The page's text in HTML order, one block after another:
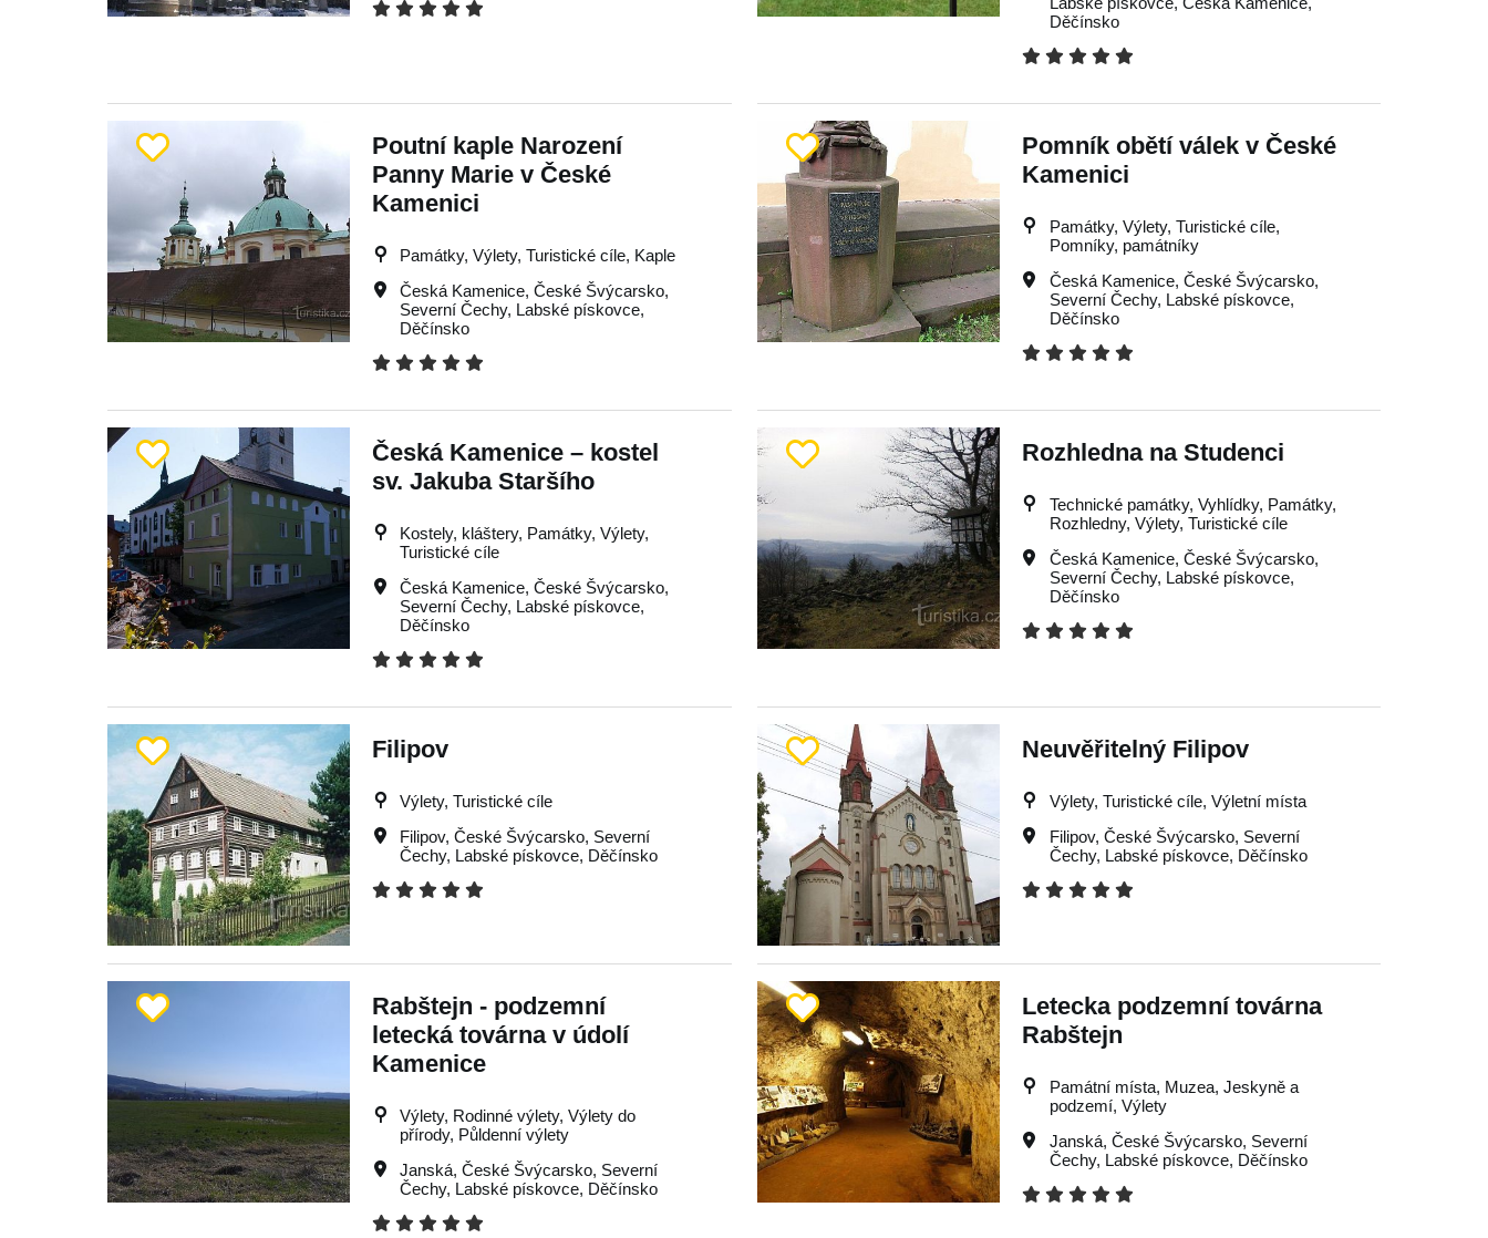
Děčínsko
Poutní kaple Narození
Panny Marie v České
Kamenici
Památky, Výlety, Turistické cíle, Kaple
Česká Kamenice,České Švýcarsko,
Severní Čechy, Labské pískovce,
Děčínsko
Pomník obětí válek v České
Kamenici
Památky, Výlety, Turistické cíle,
Pomníky, památníky
Česká Kamenice, České Švýcarsko,
Severní Čechy, Labské pískovce,
Děčínsko
Česká Kamenice – kostel
sv. Jakuba Staršího
Kostely, kláštery, Památky, Výlety,
Turistické cíle
Česká Kamenice,České Švýcarsko,
Severní Čechy, Labské pískovce,
Děčínsko
Rozhledna na Studenci
Technické památky, Vyhlídky, Památky,
Rozhledny, Výlety, Turistické cíle
Česká Kamenice, České Švýcarsko,
Severní Čechy, Labské pískovce,
Děčínsko
Filipov
Výlety, Turistické cíle
Filipov,České Švýcarsko, Severní
Čechy, Labské pískovce, Děčínsko
Neuvěřitelný Filipov
Výlety, Turistické cíle, Výletní místa
Filipov, České Švýcarsko, Severní
Čechy, Labské pískovce, Děčínsko
Rabštejn - podzemní
letecká továrna v údolí
Kamenice
Výlety, Rodinné výlety, Výlety do
přírody, Půldenní výlety
Janská,České Švýcarsko, Severní
Čechy, Labské pískovce, Děčínsko
Letecka podzemní továrna
Rabštejn
Památní místa, Muzea, Jeskyně a
podzemí, Výlety
Janská, České Švýcarsko, Severní
Čechy, Labské pískovce, Děčínsko